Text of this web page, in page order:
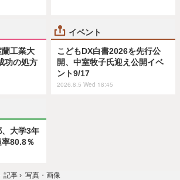
蘭工業大
功の処方
イベント
こどもDX白書2026を先行公
開、中室牧子氏迎え公開イベ
ント9/17
2026.8.5 Wed 18:45
、大学3年
80.8％
記事 › 写真・画像